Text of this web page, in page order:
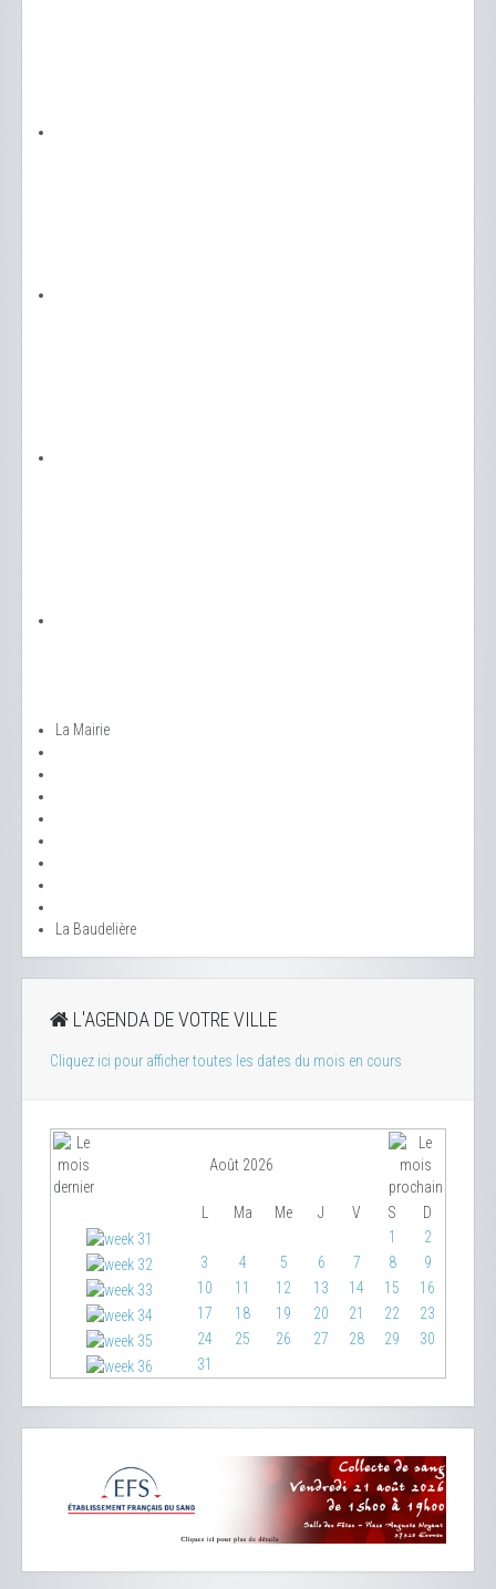
La Mairie
La Baudelière
L'AGENDA DE VOTRE VILLE
Cliquez ici pour afficher toutes les dates du mois en cours
Août 2026
L Ma Me J V S
D
1
2
3
4 5 6 7 8
9
10
11 12 13 14 15
16
17
18 19 20 21 22
23
24
25 26 27 28 29
30
31